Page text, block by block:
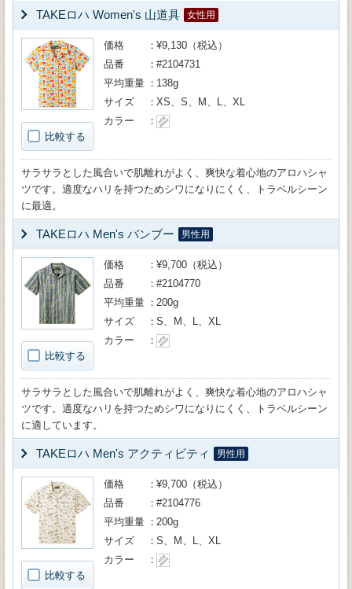
TAKEロハ Women's 山道具 女性用
比較する
価格
¥9,130（税込）
品番
#2104731
平均重量
138g
サイズ
XS、S、M、L、XL
カラー
サラサラとした風合いで肌離れがよく、爽快な着心地のアロハシャ
ツです。適度なハリを持つためシワになりにくく、トラベルシーン
に最適。
TAKEロハ Men's バンブー 男性用
比較する
価格
¥9,700（税込）
品番
#2104770
平均重量
200g
サイズ
S、M、L、XL
カラー
サラサラとした風合いで肌離れがよく、爽快な着心地のアロハシャ
ツです。適度なハリを持つためシワになりにくく、トラベルシーン
に適しています。
TAKEロハ Men's アクティビティ 男性用
比較する
価格
¥9,700（税込）
品番
#2104776
平均重量
200g
サイズ
S、M、L、XL
カラー